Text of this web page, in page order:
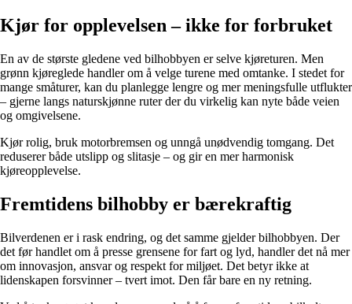
Kjør for opplevelsen – ikke for forbruket
En av de største gledene ved bilhobbyen er selve kjøreturen. Men
grønn kjøreglede handler om å velge turene med omtanke. I stedet for
mange småturer, kan du planlegge lengre og mer meningsfulle utflukter
– gjerne langs naturskjønne ruter der du virkelig kan nyte både veien
og omgivelsene.
Kjør rolig, bruk motorbremsen og unngå unødvendig tomgang. Det
reduserer både utslipp og slitasje – og gir en mer harmonisk
kjøreopplevelse.
Fremtidens bilhobby er bærekraftig
Bilverdenen er i rask endring, og det samme gjelder bilhobbyen. Der
det før handlet om å presse grensene for fart og lyd, handler det nå mer
om innovasjon, ansvar og respekt for miljøet. Det betyr ikke at
lidenskapen forsvinner – tvert imot. Den får bare en ny retning.